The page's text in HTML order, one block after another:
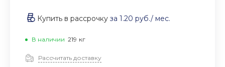
Купить в рассрочку за 1.20 руб./ мес.
В наличии 219 кг
Рассчитать доставку